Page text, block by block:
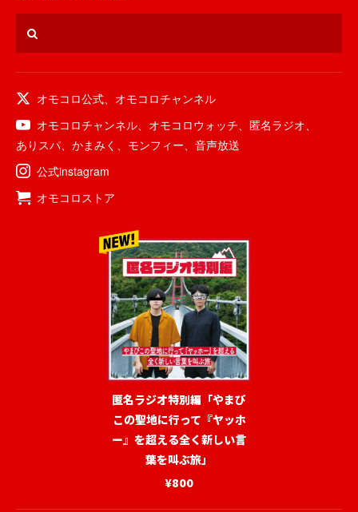
オモコロ公式
オモコロチャンネル
オモコロチャンネル
オモコロウォッチ 匿名ラジオ
ありスパ
かまみく モンフィー
音声放送
公式instagram
オモコロストア
匿名ラジオ特別編「やまび
この聖地に行って『ヤッホ
ー』を超える全く新しい言
葉を叫ぶ旅」
¥800